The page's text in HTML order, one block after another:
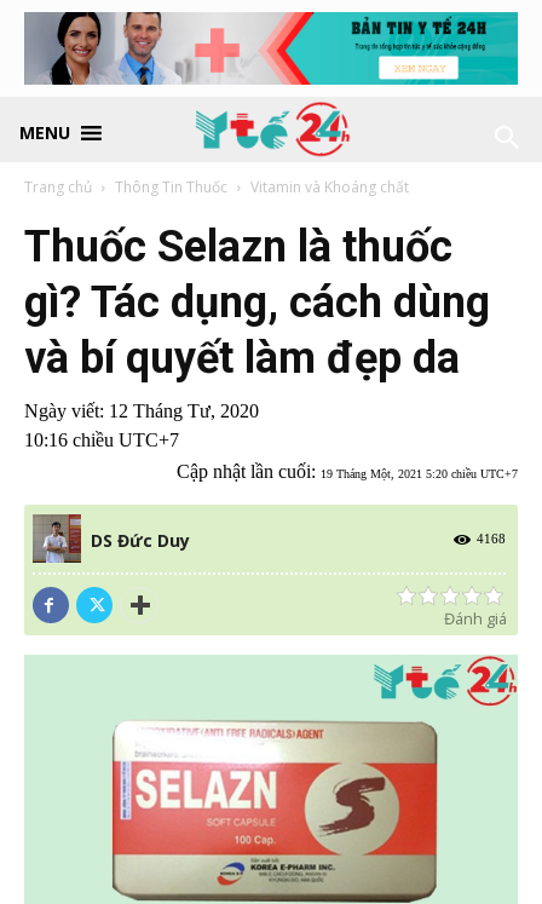
MENU
Trang chủ Thông Tin Thuốc Vitamin và Khoáng chất
Thuốc Selazn là thuốc
gì? Tác dụng, cách dùng
và bí quyết làm đẹp da
Ngày viết: 12 Tháng Tư, 2020
10:16 chiều UTC+7
Cập nhật lần cuối: 19 Tháng Một, 2021 5:20 chiều UTC+7
DS Đức Duy 4168
Đánh giá